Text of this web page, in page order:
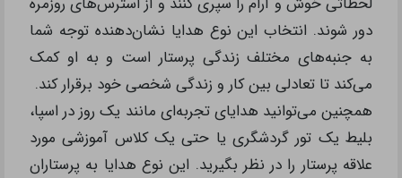
دور شوند. انتخاب این نوع هدایا نشان‌دهنده توجه شما
به جنبه‌های مختلف زندگی پرستار است و به او کمک
می‌کند تا تعادلی بین کار و زندگی شخصی خود برقرار کند.
همچنین می‌توانید هدایای تجربه‌ای مانند یک روز در اسپا،
بلیط یک تور گردشگری یا حتی یک کلاس آموزشی مورد
علاقه پرستار را در نظر بگیرید. این نوع هدایا به پرستاران